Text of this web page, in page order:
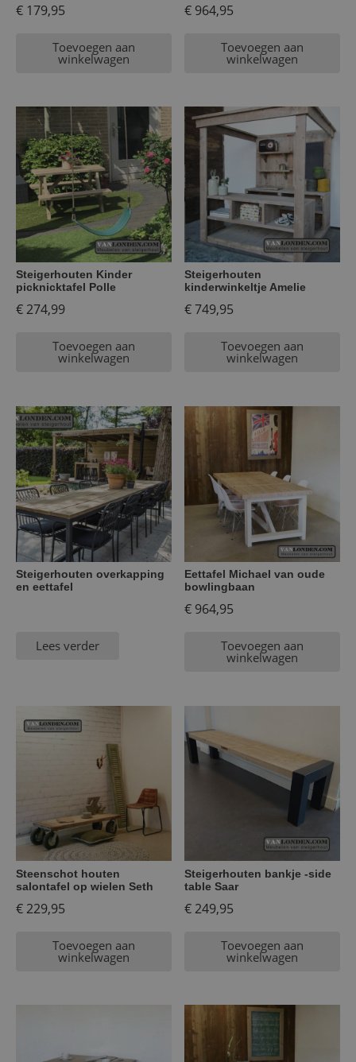
€ 179,95
Toevoegen aan
winkelwagen
€ 964,95
Toevoegen aan
winkelwagen
Steigerhouten Kinder
picknicktafel Polle
€274,99
Toevoegen aan
winkelwagen
Steigerhouten
kinderwinkeltje Amelie
€749,95
Toevoegen aan
winkelwagen
Steigerhouten overkapping
en eettafel
Lees verder
Eettafel Michael van oude
bowlingbaan
€ 964,95
Toevoegen aan
winkelwagen
Steenschot houten
salontafel op wielen Seth
€229,95
Toevoegen aan
winkelwagen
Steigerhouten bankje -side
table Saar
€249,95
Toevoegen aan
winkelwagen